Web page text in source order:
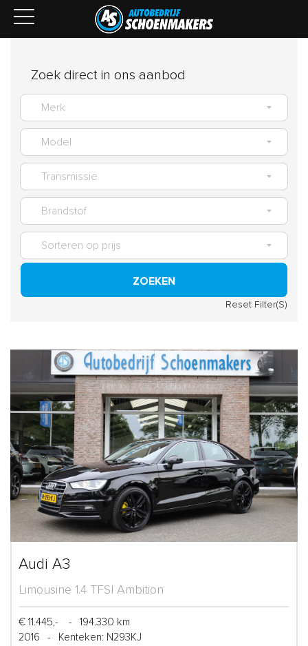
Zoek direct in ons aanbod
ZOEKEN
Reset Filter(S)
Audi A3
Limousine 1.4 TFSI Ambition
€ 11.445,- -
194.330 km
2016
- Kenteken: N293KJ